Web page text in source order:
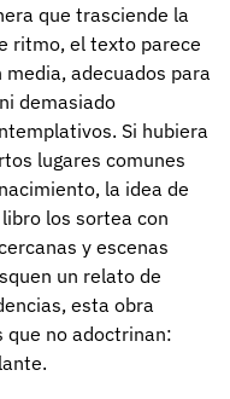
que trasciende la
ritmo, el texto parece
adecuados para
demasiado
Si hubiera
lugares comunes
la idea de
los sortea con
y escenas
un relato de
esta obra
que no adoctrinan: